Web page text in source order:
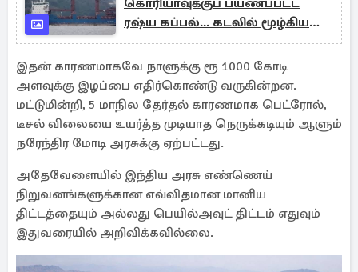
கொரியாவுக்குப் பயணப்பட்ட
ரஷ்ய கப்பல்... கடலில் மூழ்கிய
மர்மம்
இதன் காரணமாகவே நாளுக்கு ரூ 1000 கோடி
அளவுக்கு இழப்பை எதிர்கொண்டு வருகின்றன.
மட்டுமின்றி, 5 மாநில தேர்தல் காரணமாக பெட்ரோல்,
டீசல் விலையை உயர்த்த முடியாத நெருக்கடியும் ஆளும்
நரேந்திர மோடி அரசுக்கு ஏற்பட்டது.
அதேவேளையில் இந்திய அரசு எண்ணெய்
நிறுவனங்களுக்கான எவ்விதமான மானிய
திட்டத்தையும் அல்லது பெயில்அவுட் திட்டம் எதுவும்
இதுவரையில் அறிவிக்கவில்லை.